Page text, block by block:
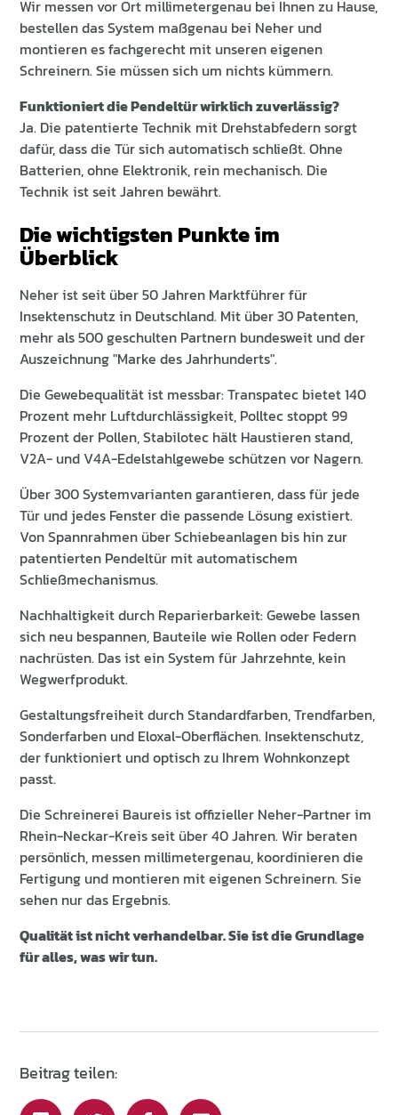
Wir messen vor Ort millimetergenau bei Ihnen zu Hause,
bestellen das System maßgenau bei Neher und
montieren es fachgerecht mit unseren eigenen
Schreinern. Sie müssen sich um nichts kümmern.
Funktioniert die Pendeltür wirklich zuverlässig?
Ja. Die patentierte Technik mit Drehstabfedern sorgt
dafür, dass die Tür sich automatisch schließt. Ohne
Batterien, ohne Elektronik, rein mechanisch. Die
Technik ist seit Jahren bewährt.
Die wichtigsten Punkte im
Überblick
Neher ist seit über 50 Jahren Marktführer für
Insektenschutz in Deutschland. Mit über 30 Patenten,
mehr als 500 geschulten Partnern bundesweit und der
Auszeichnung "Marke des Jahrhunderts".
Die Gewebequalität ist messbar: Transpatec bietet 140
Prozent mehr Luftdurchlässigkeit, Polltec stoppt 99
Prozent der Pollen, Stabilotec hält Haustieren stand,
V2A- und V4A-Edelstahlgewebe schützen vor Nagern.
Über 300 Systemvarianten garantieren, dass für jede
Tür und jedes Fenster die passende Lösung existiert.
Von Spannrahmen über Schiebeanlagen bis hin zur
patentierten Pendeltür mit automatischem
Schließmechanismus.
Nachhaltigkeit durch Reparierbarkeit: Gewebe lassen
sich neu bespannen, Bauteile wie Rollen oder Federn
nachrüsten. Das ist ein System für Jahrzehnte, kein
Wegwerfprodukt.
Gestaltungsfreiheit durch Standardfarben, Trendfarben,
Sonderfarben und Eloxal-Oberflächen. Insektenschutz,
der funktioniert und optisch zu Ihrem Wohnkonzept
passt.
Die Schreinerei Baureis ist offizieller Neher-Partner im
Rhein-Neckar-Kreis seit über 40 Jahren. Wir beraten
persönlich, messen millimetergenau, koordinieren die
Fertigung und montieren mit eigenen Schreinern. Sie
sehen nur das Ergebnis.
Qualität ist nicht verhandelbar. Sie ist die Grundlage
für alles, was wir tun.
Beitrag teilen: